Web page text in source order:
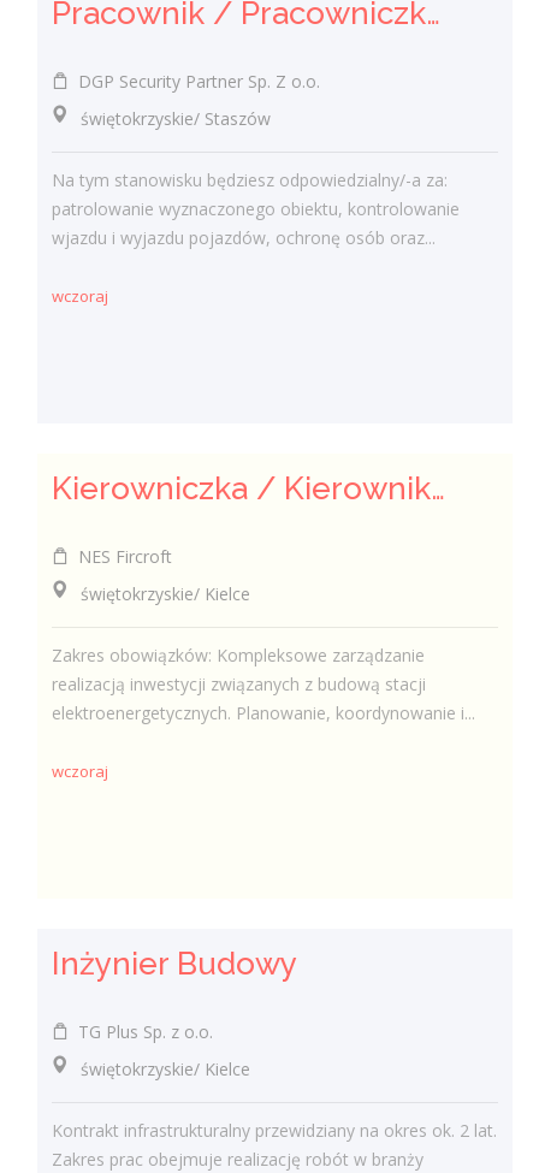
Pracownik / Pracowniczka Ochrony z Pozwoleniem na Broń
DGP Security Partner Sp. Z o.o.
świętokrzyskie/ Staszów
Na tym stanowisku będziesz odpowiedzialny/-a za:
patrolowanie wyznaczonego obiektu, kontrolowanie
wjazdu i wyjazdu pojazdów, ochronę osób oraz...
wczoraj
Kierowniczka / Kierownik projektu – Elektroenergetyka
NES Fircroft
świętokrzyskie/ Kielce
Zakres obowiązków: Kompleksowe zarządzanie
realizacją inwestycji związanych z budową stacji
elektroenergetycznych. Planowanie, koordynowanie i...
wczoraj
Inżynier Budowy
TG Plus Sp. z o.o.
świętokrzyskie/ Kielce
Kontrakt infrastrukturalny przewidziany na okres ok. 2 lat.
Zakres prac obejmuje realizację robót w branży